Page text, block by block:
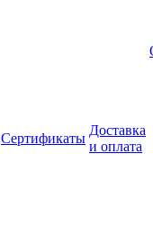
Сертификаты
Доставка
и оплата